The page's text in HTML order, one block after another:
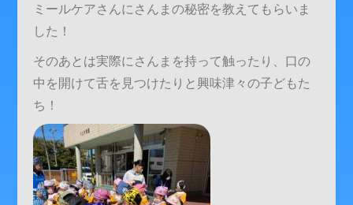
ミールケアさんにさんまの秘密を教えてもらいま
した！
そのあとは実際にさんまを持って触ったり、口の
中を開けて舌を見つけたりと興味津々の子どもた
ち！